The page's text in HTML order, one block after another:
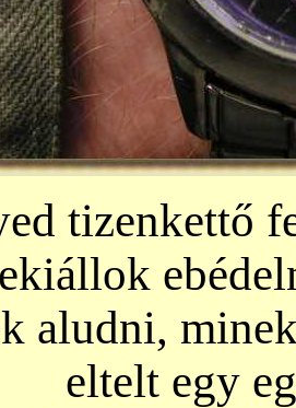
tizenkettő
aludni,
eltelt egy